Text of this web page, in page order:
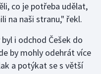
co je potřeba udělat,
na naši stranu," řekl.
i odchod Češek do
by mohly odehrát více
a potýkat se s větší